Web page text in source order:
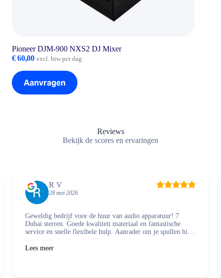
Pioneer DJM-900 NXS2 DJ Mixer
€60,00 excl. btw per dag
Aanvragen
Reviews
Bekijk de scores en ervaringen
R V
28 mei 2026
Geweldig bedrijf voor de huur van audio apparatuur! 7
Dubai sterren. Goede kwaliteit materiaal en fantastische
service en snelle flexibele hulp. Aanrader om je spullen hier
Lees meer